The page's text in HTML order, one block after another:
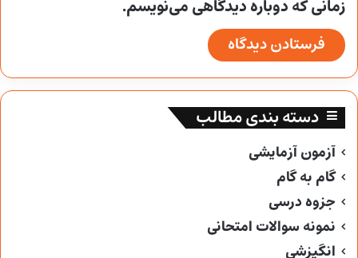
زمانی که دوباره دیدگاهی می‌نویسم.
دسته بندی مطالب
آزمون آزمایشی
گام به گام
جزوه درسی
نمونه سوالات امتحانی
انگیزشی